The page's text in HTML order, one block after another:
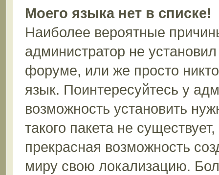
Моего языка нет в списке!
Наиболее вероятные
администратор не
форуме, или же просто
язык. Поинтересуйтесь у
возможность установить
такого пакета не
прекрасная возможность
миру свою локализацию.